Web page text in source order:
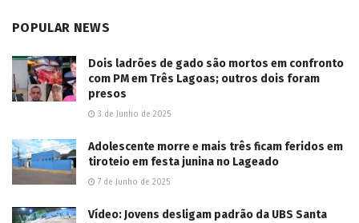
POPULAR NEWS
Dois ladrões de gado são mortos em confronto
com PM em Três Lagoas; outros dois foram
presos
3 de Junho de 2025
Adolescente morre e mais três ficam feridos em
tiroteio em festa junina no Lageado
7 de Junho de 2025
Vídeo: Jovens desligam padrão da UBS Santa